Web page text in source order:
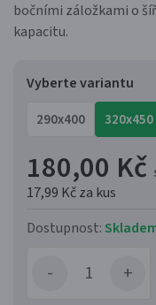
bočními záložkami o
kapacitu.
Vyberte variantu
290x400 320x450
180,00 Kč
17,99 Kčza kus
Dostupnost: